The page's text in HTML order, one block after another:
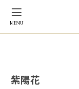
MENU
紫陽花